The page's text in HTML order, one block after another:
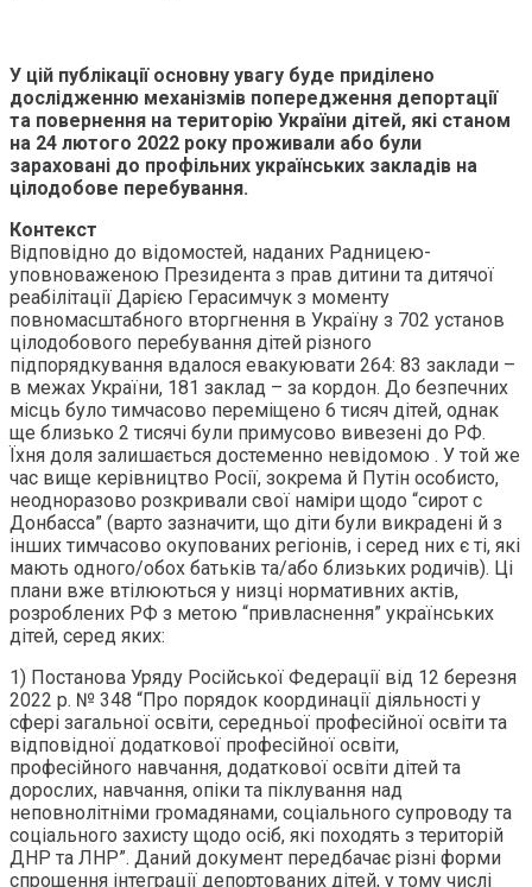
У цій публікації основну увагу буде приділено
дослідженню механізмів попередження депортації
та повернення на територію України дітей, які станом
на 24 лютого 2022 року проживали або були
зараховані до профільних українських закладів на
цілодобове перебування.
Контекст
Відповідно до відомостей, наданих Радницею-
уповноваженою Президента з прав дитини та дитячої
реабілітації Дарією Герасимчук з моменту
повномасштабного вторгнення в Україну з 702 установ
цілодобового перебування дітей різного
підпорядкування вдалося евакуювати 264: 83 заклади –
в межах України, 181 заклад – за кордон. До безпечних
місць було тимчасово переміщено 6 тисяч дітей, однак
ще близько 2 тисячі були примусово вивезені до РФ.
Їхня доля залишається достеменно невідомою . У той же
час вище керівництво Росії, зокрема й Путін особисто,
неодноразово розкривали свої наміри щодо “сирот с
Донбасса” (варто зазначити, що діти були викрадені й з
інших тимчасово окупованих регіонів, і серед них є ті, які
мають одного/обох батьків та/або близьких родичів). Ці
плани вже втілюються у низці нормативних актів,
розроблених РФ з метою “привласнення” українських
дітей, серед яких:
1) Постанова Уряду Російської Федерації від 12 березня
2022 р. № 348 “Про порядок координації діяльності у
сфері загальної освіти, середньої професійної освіти та
відповідної додаткової професійної освіти,
професійного навчання, додаткової освіти дітей та
дорослих, навчання, опіки та піклування над
неповнолітніми громадянами, соціального супроводу та
соціального захисту щодо осіб, які походять з територій
ДНР та ЛНР”. Даний документ передбачає різні форми
спрощення інтеграції депортованих дітей, у тому числі